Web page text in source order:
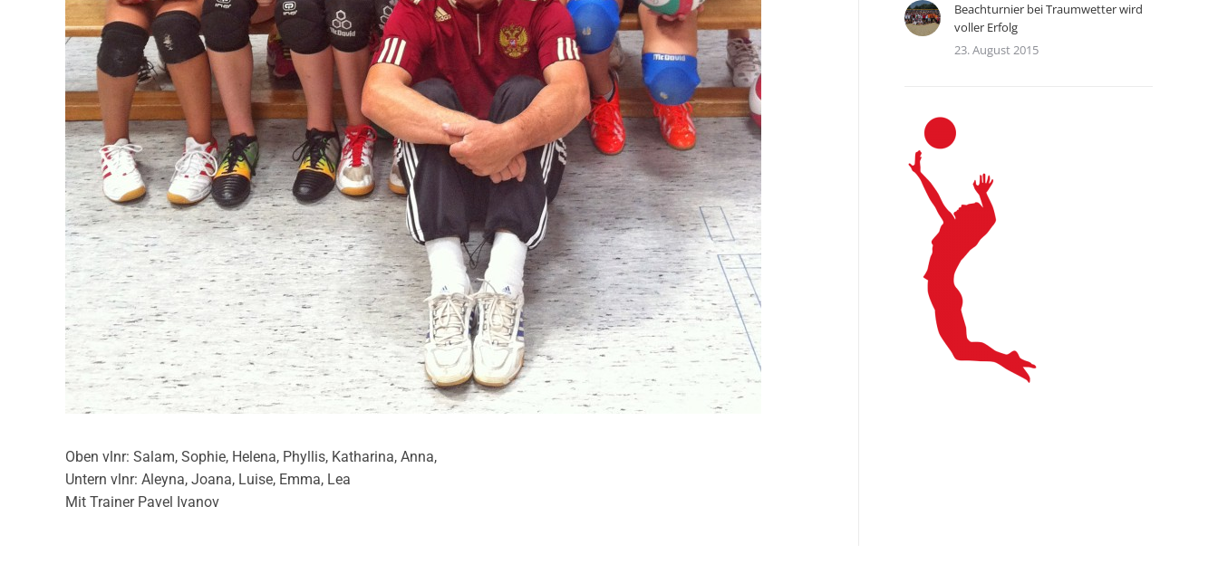
Oben vlnr: Salam, Sophie, Helena, Phyllis, Katharina, Anna,
Untern vlnr: Aleyna, Joana, Luise, Emma, Lea
Mit Trainer Pavel Ivanov
Beachturnier bei Traumwetter wird
voller Erfolg
23. August 2015